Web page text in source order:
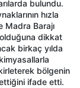
bulundu.
hızla
Madra Barajı
dikkat
birkaç yılda
bölgenin
ifade etti.